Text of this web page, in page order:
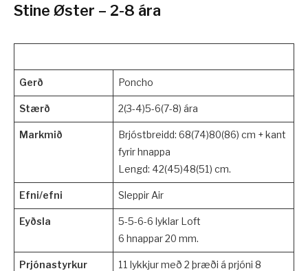
Stine Øster – 2-8 ára
Gerð Poncho
Stærð 2(3-4)5-6(7-8) ára
Markmið
Brjóstbreidd: 68(74)80(86) cm + kant
fyrir hnappa
Lengd: 42(45)48(51) cm.
Efni/efni Sleppir Air
Eyðsla
5-5-6-6 lyklar Loft
6 hnappar 20 mm.
Prjónastyrkur
11 lykkjur með 2 þræði á prjóni 8